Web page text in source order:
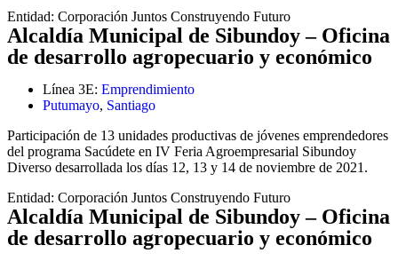
Entidad: Corporación Juntos Construyendo Futuro
Alcaldía Municipal de Sibundoy – Oficina
de desarrollo agropecuario y económico
Línea 3E: Emprendimiento
Putumayo, Santiago
Participación de 13 unidades productivas de jóvenes emprendedores
del programa Sacúdete en IV Feria Agroempresarial Sibundoy
Diverso desarrollada los días 12, 13 y 14 de noviembre de 2021.
Entidad: Corporación Juntos Construyendo Futuro
Alcaldía Municipal de Sibundoy – Oficina
de desarrollo agropecuario y económico